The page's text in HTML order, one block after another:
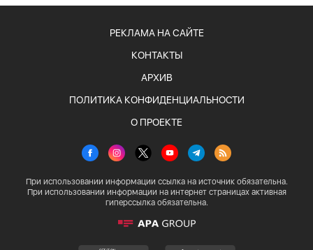
РЕКЛАМА НА САЙТЕ
КОНТАКТЫ
АРХИВ
ПОЛИТИКА КОНФИДЕНЦИАЛЬНОСТИ
О ПРОЕКТЕ
При использовании информации ссылка на источник обязательна.
При использовании информации на интернет страницах активная
гиперссылка обязательна.